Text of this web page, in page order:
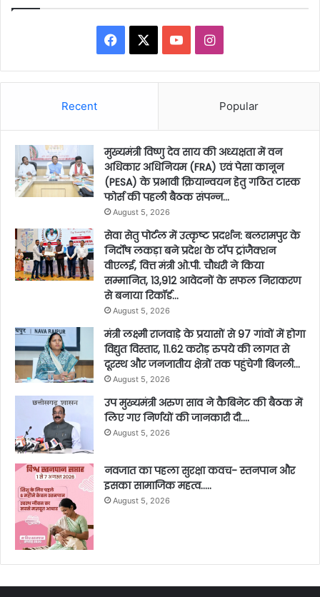
Facebook YouTubeInstagram
Recent Popular
मुख्यमंत्री विष्णु देव साय की अध्यक्षता में वन
अधिकार अधिनियम (FRA) एवं पेसा कानून
(PESA) के प्रभावी क्रियान्वयन हेतु गठित टास्क
फोर्स की पहली बैठक संपन्न…
August 5, 2026
सेवा सेतु पोर्टल में उत्कृष्ट प्रदर्शन: बलरामपुर के
निर्दोष लकड़ा बने प्रदेश के टॉप ट्रांजैक्शन
वीएलई, वित्त मंत्री ओ.पी. चौधरी ने किया
सम्मानित, 13,912 आवेदनों के सफल निराकरण
से बनाया रिकॉर्ड…
August 5, 2026
मंत्री लक्ष्मी राजवाड़े के प्रयासों से 97 गांवों में होगा
विद्युत विस्तार, 11.62 करोड़ रुपये की लागत से
दूरस्थ और जनजातीय क्षेत्रों तक पहुंचेगी बिजली…
August 5, 2026
उप मुख्यमंत्री अरुण साव ने कैबिनेट की बैठक में
लिए गए निर्णयों की जानकारी दी….
August 5, 2026
नवजात का पहला सुरक्षा कवच- स्तनपान और
इसका सामाजिक महत्व…..
August 5, 2026